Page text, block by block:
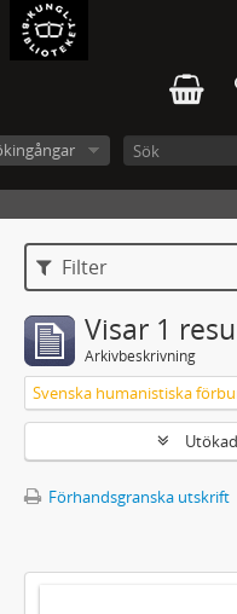
Filter
Visar 1
Arkivbeskrivning
Förhandsgranska utskrift